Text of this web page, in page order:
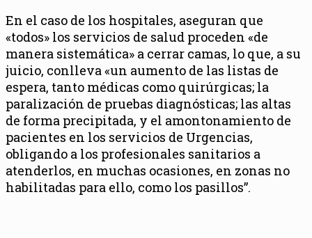
En el caso de los hospitales, aseguran que
«todos» los servicios de salud proceden «de
manera sistemática» a cerrar camas, lo que, a su
juicio, conlleva «un aumento de las listas de
espera, tanto médicas como quirúrgicas; la
paralización de pruebas diagnósticas; las altas
de forma precipitada, y el amontonamiento de
pacientes en los servicios de Urgencias,
obligando a los profesionales sanitarios a
atenderlos, en muchas ocasiones, en zonas no
habilitadas para ello, como los pasillos”.